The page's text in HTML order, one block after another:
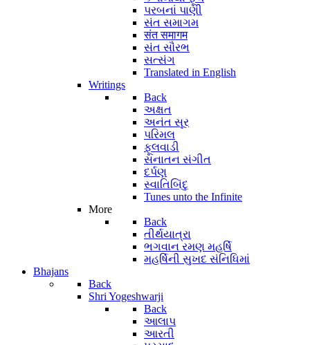
પરબનાં પાણી
સંત સમાગમ
संत समागम
સંત સૌરભ
સત્સંગ
Translated in English
Writings
Back
અક્ષત
અનંત સૂર
પરિમલ
ફૂલવાડી
સનાતન સંગીત
દર્પણ
સ્વાતિબિંદુ
Tunes unto the Infinite
More
Back
તીર્થયાત્રા
ભગવાન રમણ મહર્ષિ
મહર્ષિની સુખદ સંનિધિમાં
Bhajans
Back
Shri Yogeshwarji
Back
આલાપ
આરતી